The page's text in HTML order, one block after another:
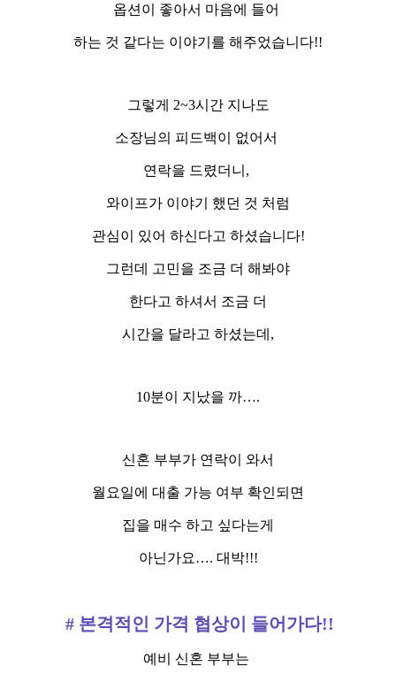
옵션이 좋아서 마음에 들어
하는 것 같다는 이야기를 해주었습니다!!
그렇게 2~3시간 지나도
소장님의 피드백이 없어서
연락을 드렸더니,
와이프가 이야기 했던 것 처럼
관심이 있어 하신다고 하셨습니다!
그런데 고민을 조금 더 해봐야
한다고 하셔서 조금 더
시간을 달라고 하셨는데,
10분이 지났을 까….
신혼 부부가 연락이 와서
월요일에 대출 가능 여부 확인되면
집을 매수 하고 싶다는게
아닌가요…. 대박!!!
# 본격적인 가격 협상이 들어가다!!
예비 신혼 부부는